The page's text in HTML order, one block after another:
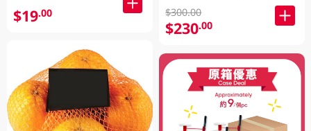
$19.00 $300.00
$230.00